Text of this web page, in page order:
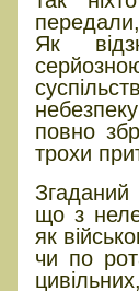
Як
повно
трохи
Згаданий
що з
як
чи по